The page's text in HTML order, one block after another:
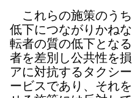
これらの施策のう
低下につながりかね
転者の質の低下とな
者を差別し公共性を
アに対抗するタクシ
ービスであり、それ